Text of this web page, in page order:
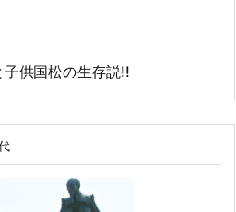
供国松の生存説!!